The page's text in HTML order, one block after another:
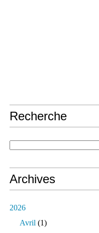
Recherche
Archives
2026
Avril (1)